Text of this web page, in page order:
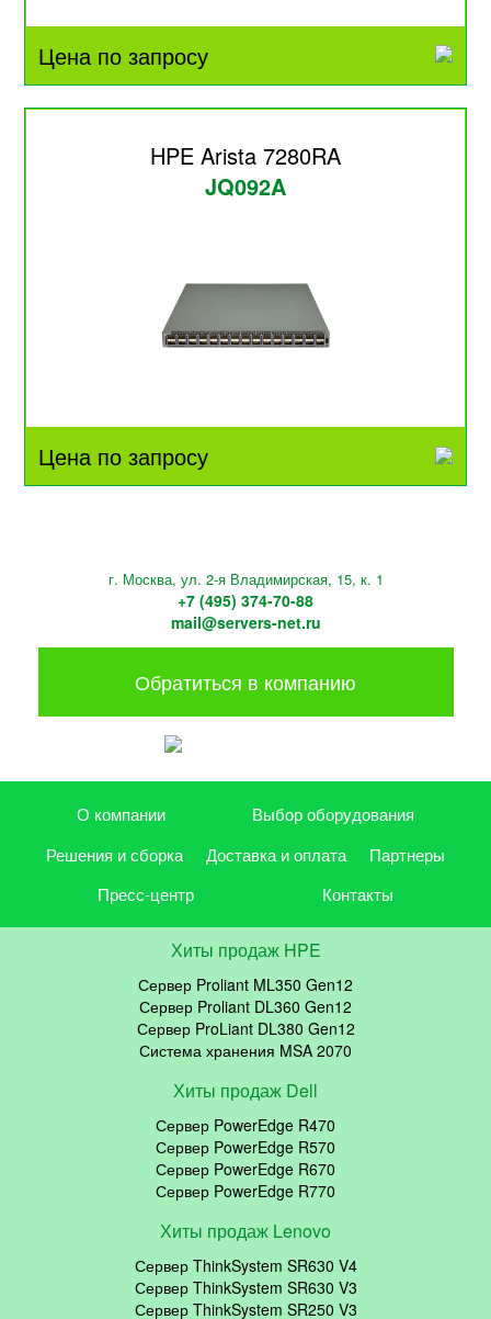
Цена по запросу
HPE Arista 7280RA
JQ092A
Цена по запросу
г. Москва, ул. 2-я Владимирская, 15, к. 1
+7 (495) 374-70-88
mail@servers-net.ru
Обратиться в компанию
О компании
Выбор оборудования
Решения и сборка
Доставка и оплата
Партнеры
Пресс-центр
Контакты
Хиты продаж HPE
Сервер Proliant ML350 Gen12
Сервер Proliant DL360 Gen12
Сервер ProLiant DL380 Gen12
Система хранения MSA 2070
Хиты продаж Dell
Сервер PowerEdge R470
Сервер PowerEdge R570
Сервер PowerEdge R670
Сервер PowerEdge R770
Хиты продаж Lenovo
Сервер ThinkSystem SR630 V4
Сервер ThinkSystem SR630 V3
Сервер ThinkSystem SR250 V3